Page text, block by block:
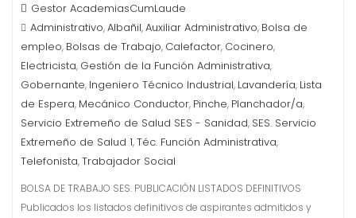
Gestor AcademiasCumLaude
Administrativo,Albañil,Auxiliar Administrativo, Bolsa de
empleo, Bolsas de Trabajo, Calefactor, Cocinero,
Electricista, Gestión de la Función Administrativa,
Gobernante, Ingeniero Técnico Industrial, Lavandería, Lista
de Espera, Mecánico Conductor, Pinche, Planchador/a,
Servicio Extremeño de Salud SES - Sanidad, SES. Servicio
Extremeño de Salud 1,Téc. Función Administrativa,
Telefonista,Trabajador Social
BOLSA DE TRABAJO SES. PUBLICACIÓN LISTADOS DEFINITIVOS
Publicados los listados definitivos de aspirantes admitidos y